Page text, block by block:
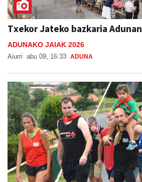
Txekor Jateko bazkaria Adunan
ADUNAKO JAIAK 2026
Aiurri abu 09, 16:33 ADUNA